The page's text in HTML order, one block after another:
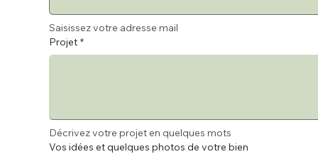
Saisissez votre adresse mail
Projet *
Décrivez votre projet en quelques mots
Vos idées et quelques photos de votre bien